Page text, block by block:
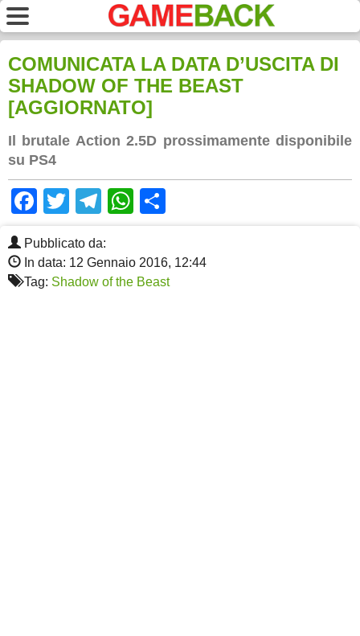
COMUNICATA LA DATA D’USCITA DI
SHADOW OF THE BEAST
[AGGIORNATO]
Il brutale Action 2.5D prossimamente disponibile
su PS4
Facebook
TwitterTelegram
WhatsApp
Pubblicato da:
In data: 12 Gennaio 2016, 12:44
Tag: Shadow of the Beast